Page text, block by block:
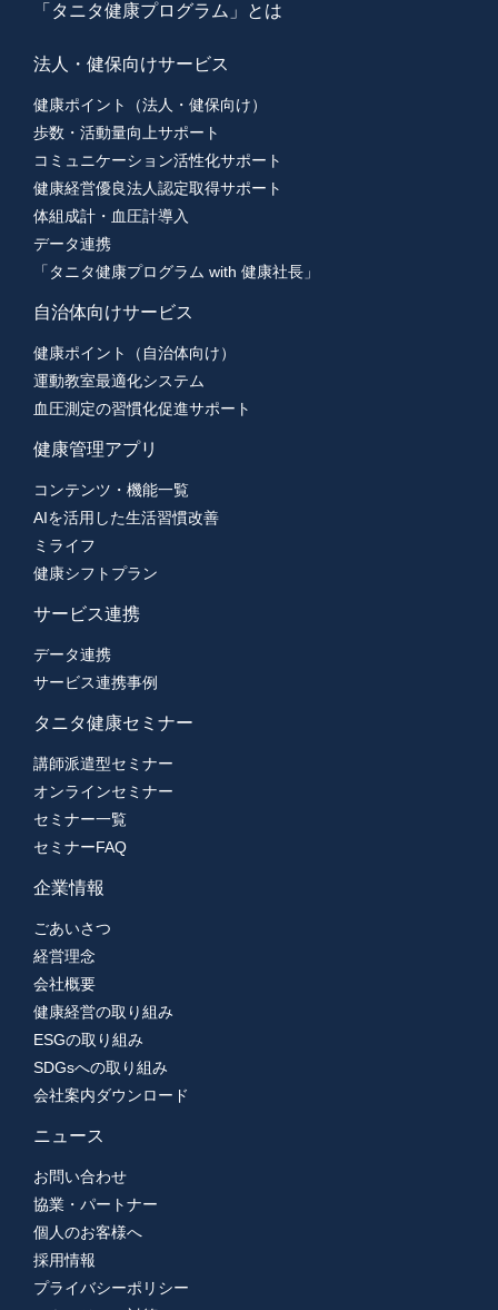
「タニタ健康プログラム」とは
法人・健保向けサービス
健康ポイント（法人・健保向け）
歩数・活動量向上サポート
コミュニケーション活性化サポート
健康経営優良法人認定取得サポート
体組成計・血圧計導入
データ連携
「タニタ健康プログラム with 健康社長」
自治体向けサービス
健康ポイント（自治体向け）
運動教室最適化システム
血圧測定の習慣化促進サポート
健康管理アプリ
コンテンツ・機能一覧
AIを活用した生活習慣改善
ミライフ
健康シフトプラン
サービス連携
データ連携
サービス連携事例
タニタ健康セミナー
講師派遣型セミナー
オンラインセミナー
セミナー一覧
セミナーFAQ
企業情報
ごあいさつ
経営理念
会社概要
健康経営の取り組み
ESGの取り組み
SDGsへの取り組み
会社案内ダウンロード
ニュース
お問い合わせ
協業・パートナー
個人のお客様へ
採用情報
プライバシーポリシー